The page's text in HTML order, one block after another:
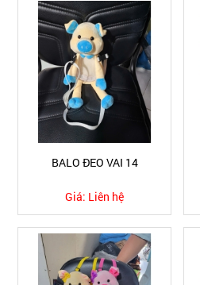
BALO ĐEO VAI 14
Giá: Liên hệ